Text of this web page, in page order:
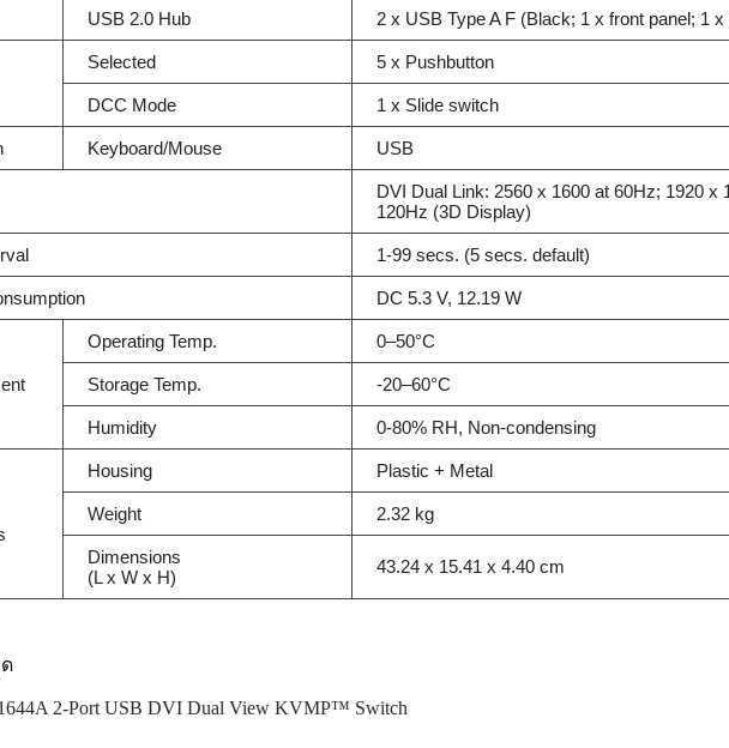
USB 2.0 Hub 2 x USB Type A F (Black; 1 x front panel; 1 x
Selected 5 x Pushbutton
DCC Mode 1 x Slide switch
Keyboard/Mouse USB
DVI Dual Link: 2560 x 1600 at 60Hz; 1920 x
120Hz (3D Display)
1-99 secs. (5 secs. default)
DC 5.3 V, 12.19 W
Operating Temp. 0–50°C
Storage Temp. -20–60°C
Humidity 0-80% RH, Non-condensing
Housing Plastic + Metal
Weight 2.32 kg
Dimensions
(L x W x H)
43.24 x 15.41 x 4.40 cm
2-Port USB DVI Dual View KVMP™ Switch